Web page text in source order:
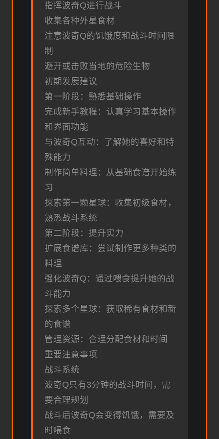
指挥波奇Q进行战斗
收集各种外星食材
注意波奇Q的饥饿度和战斗时间限
制
避开或击败当地的危险生物
初期发展建议
第一阶段：熟悉基础操作
完成新手教程：认真学习基本操作
和界面功能
与波奇Q互动：了解她的喜好和特
殊能力
制作简单料理：从基础食谱开始练
习
探索第一颗星球：收集初级食材，
熟悉战斗系统
第二阶段：提升实力
扩展食谱库：尝试制作更多种类的
料理
强化波奇Q：通过喂食提升她的战
斗能力
探索多个星球：获取稀有食材和新
的食谱
管理资源：合理分配食材和时间
重要注意事项
战斗系统
波奇Q只有3分钟的战斗时间，需
要合理规划
战斗后波奇Q会变得饥饿，需要及
时喂食